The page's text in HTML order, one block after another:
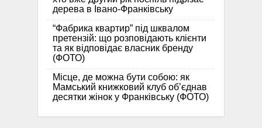
дерева в Івано-Франківську
“Фабрика квартир” під шквалом
претензій: що розповідають клієнти
та як відповідає власник бренду
(ФОТО)
Місце, де можна бути собою: як
Мамський книжковий клуб об’єднав
десятки жінок у Франківську (ФОТО)